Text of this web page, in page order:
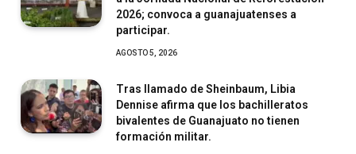
2026; convoca a guanajuatenses a
participar.
AGOSTO 5, 2026
Tras llamado de Sheinbaum, Libia
Dennise afirma que los bachilleratos
bivalentes de Guanajuato no tienen
formación militar.